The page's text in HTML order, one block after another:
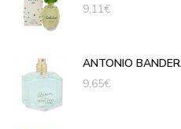
9,11€
ANTONIO
9,65€